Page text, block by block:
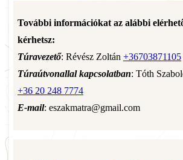
További információkat az alábbi
kérhetsz:
Túravezető: Révész Zoltán +36703871105
Túraútvonallal kapcsolatban: Tóth
+36 20 248 7774
E-mail: eszakmatra@gmail.com